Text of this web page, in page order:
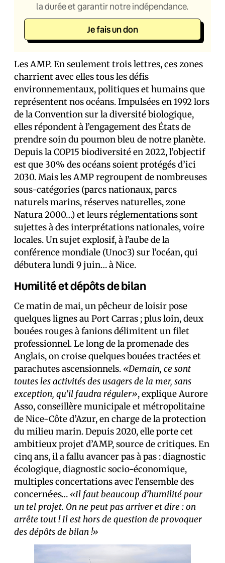
la durée et garantir notre indépendance.
Je fais un don
Les AMP. En seulement trois lettres, ces zones
charrient avec elles tous les défis
environnementaux, politiques et humains que
représentent nos océans. Impulsées en 1992 lors
de la Convention sur la diversité biologique,
elles répondent à l’engagement des États de
prendre soin du poumon bleu de notre planète.
Depuis la COP15 biodiversité en 2022, l’objectif
est que 30% des océans soient protégés d’ici
2030. Mais les AMP regroupent de nombreuses
sous-catégories (parcs nationaux, parcs
naturels marins, réserves naturelles, zone
Natura 2000…) et leurs réglementations sont
sujettes à des interprétations nationales, voire
locales. Un sujet explosif, à l’aube de la
conférence mondiale (Unoc3) sur l’océan, qui
débutera lundi 9 juin… à Nice.
Humilité et dépôts de bilan
Ce matin de mai, un pêcheur de loisir pose
quelques lignes au Port Carras ; plus loin, deux
bouées rouges à fanions délimitent un filet
professionnel. Le long de la promenade des
Anglais, on croise quelques bouées tractées et
parachutes ascensionnels. «Demain, ce sont
toutes les activités des usagers de la mer, sans
exception, qu’il faudra réguler», explique Aurore
Asso, conseillère municipale et métropolitaine
de Nice-Côte d’Azur, en charge de la protection
du milieu marin. Depuis 2020, elle porte cet
ambitieux projet d’AMP, source de critiques. En
cinq ans, il a fallu avancer pas à pas : diagnostic
écologique, diagnostic socio-économique,
multiples concertations avec l’ensemble des
concerné·es… «Il faut beaucoup d’humilité pour
un tel projet. On ne peut pas arriver et dire : on
arrête tout ! Il est hors de question de provoquer
des dépôts de bilan !»